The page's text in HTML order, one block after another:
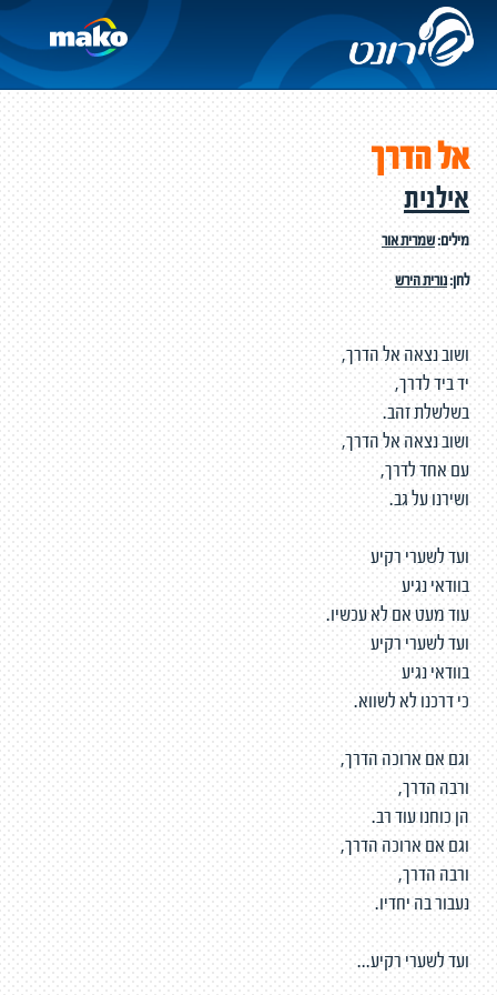
אל הדרך
אילנית
מילים:שמרית אור
לחן:נורית הירש
ושוב נצאה אל הדרך,
יד ביד לדרך,
בשלשלת זהב.
ושוב נצאה אל הדרך,
עם אחד לדרך,
ושירנו על גב.
ועד לשערי רקיע
בוודאי נגיע
עוד מעט אם לא עכשיו.
ועד לשערי רקיע
בוודאי נגיע
כי דרכנו לא לשווא.
וגם אם ארוכה הדרך,
ורבה הדרך,
הן כוחנו עוד רב.
וגם אם ארוכה הדרך,
ורבה הדרך,
נעבור בה יחדיו.
ועד לשערי רקיע...